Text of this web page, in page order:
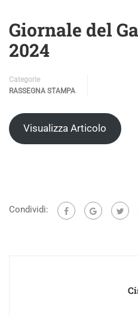
Giornale del
2024
Categorie
RASSEGNA STAMPA
Visualizza Articolo
Condividi: